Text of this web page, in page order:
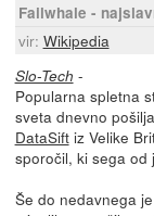
Failwhale -
vir: Wikipedia
Slo-Tech -
Popularna spletna
sveta dnevno
DataSiftiz Velike
sporočil, ki sega od
Še do nedavnega